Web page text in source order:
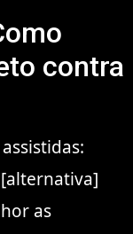
contra
as